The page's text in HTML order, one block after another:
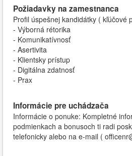
Požiadavky na zamestnanca
Profil úspešnej kandidátky ( kľúčové
- Výborná rétorika
- Komunikatívnosť
- Asertivita
- Klientsky prístup
- Digitálna zdatnosť
- Prax
Informácie pre uchádzača
Informácie o ponuke: Kompletné
podmienkach a bonusoch ti radi
telefonicky alebo na e-mail (